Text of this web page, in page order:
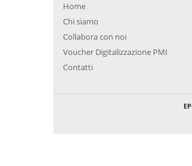
Home
Chi siamo
Collabora con noi
Voucher Digitalizzazione PMI
Contatti